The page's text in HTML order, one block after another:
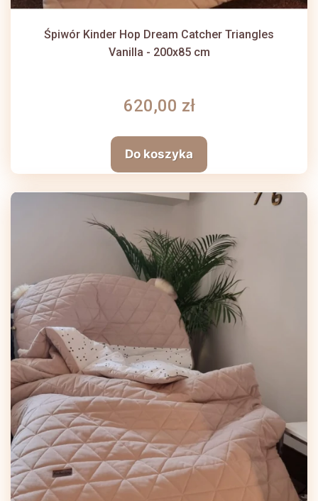
Śpiwór Kinder Hop Dream Catcher Triangles
Vanilla - 200x85 cm
620,00 zł
Do koszyka